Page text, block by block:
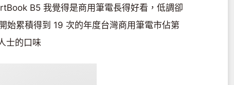
B5 我覺得是商用筆電長得好看，低調卻
始累積得到 19 次的年度台灣商用筆電市佔第
士的口味